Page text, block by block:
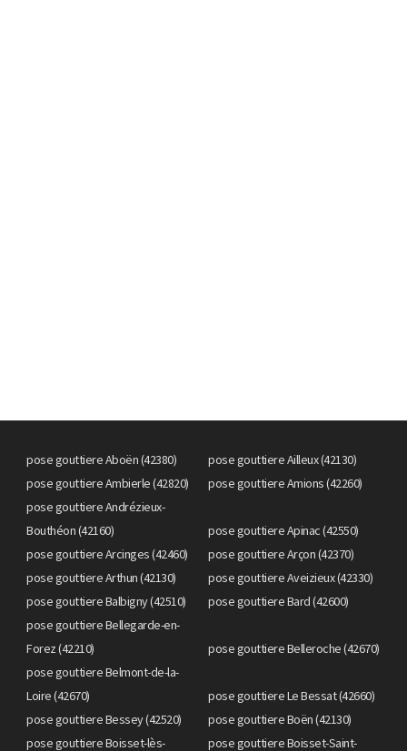
pose gouttiere Aboën (42380)
pose gouttiere Ailleux (42130)
pose gouttiere Ambierle (42820)
pose gouttiere Amions (42260)
pose gouttiere Andrézieux-
Bouthéon (42160)
pose gouttiere Apinac (42550)
pose gouttiere Arcinges (42460)
pose gouttiere Arçon (42370)
pose gouttiere Arthun (42130)
pose gouttiere Aveizieux (42330)
pose gouttiere Balbigny (42510)
pose gouttiere Bard (42600)
pose gouttiere Bellegarde-en-
Forez (42210)
pose gouttiere Belleroche (42670)
pose gouttiere Belmont-de-la-
Loire (42670)
pose gouttiere Le Bessat (42660)
pose gouttiere Bessey (42520)
pose gouttiere Boën (42130)
pose gouttiere Boisset-lès-
pose gouttiere Boisset-Saint-